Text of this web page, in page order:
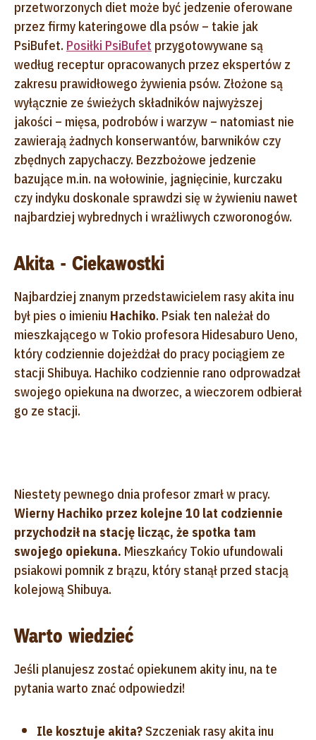
przetworzonych diet może być jedzenie oferowane
przez firmy kateringowe dla psów – takie jak
PsiBufet. Posiłki PsiBufet przygotowywane są
według receptur opracowanych przez ekspertów z
zakresu prawidłowego żywienia psów. Złożone są
wyłącznie ze świeżych składników najwyższej
jakości – mięsa, podrobów i warzyw – natomiast nie
zawierają żadnych konserwantów, barwników czy
zbędnych zapychaczy. Bezzbożowe jedzenie
bazujące m.in. na wołowinie, jagnięcinie, kurczaku
czy indyku doskonale sprawdzi się w żywieniu nawet
najbardziej wybrednych i wrażliwych czworonogów.
Akita - Ciekawostki
Najbardziej znanym przedstawicielem rasy akita inu
był pies o imieniu Hachiko. Psiak ten należał do
mieszkającego w Tokio profesora Hidesaburo Ueno,
który codziennie dojeżdżał do pracy pociągiem ze
stacji Shibuya. Hachiko codziennie rano odprowadzał
swojego opiekuna na dworzec, a wieczorem odbierał
go ze stacji.
Niestety pewnego dnia profesor zmarł w pracy.
Wierny Hachiko przez kolejne 10 lat codziennie
przychodził na stację licząc, że spotka tam
swojego opiekuna. Mieszkańcy Tokio ufundowali
psiakowi pomnik z brązu, który stanął przed stacją
kolejową Shibuya.
Warto wiedzieć
Jeśli planujesz zostać opiekunem akity inu, na te
pytania warto znać odpowiedzi!
Ile kosztuje akita? Szczeniak rasy akita inu